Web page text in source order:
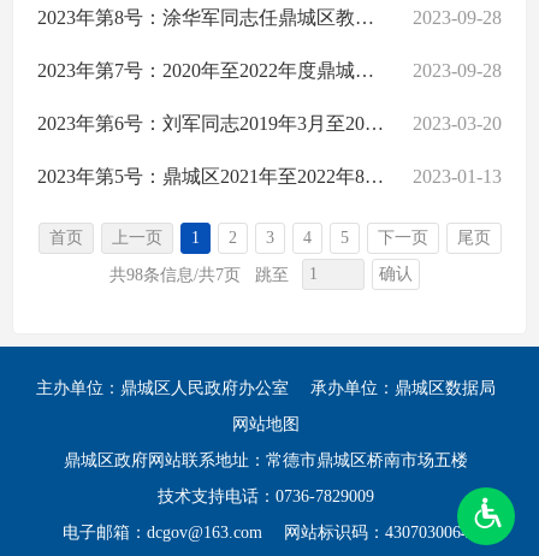
2023年第8号：涂华军同志任鼎城区教育局党委书记、局长期间经济责任履行情况及区教育局2022年度预算执行和其他财政收支情况审计结果公告 2023-09-28
2023年第7号：2020年至2022年度鼎城区农机购置补贴专项审计调查结果公告 2023-09-28
2023年第6号：刘军同志2019年3月至2022年6月任常德市鼎城区环境卫生服务中心总支书记、主任期间的经济责任履行情况的审计结果公告 2023-03-20
2023年第5号：鼎城区2021年至2022年8月31日失业保险基金收支情况的专项审计调查审计结果公告 2023-01-13
首页 上一页 1 2 3 4 5 下一页 尾页
共98条信息/共7页 跳至 确认
主办单位：鼎城区人民政府办公室
承办单位：鼎城区数据局
网站地图
鼎城区政府网站联系地址：常德市鼎城区桥南市场五楼
技术支持电话：0736-7829009
电子邮箱：dcgov@163.com
网站标识码：4307030064